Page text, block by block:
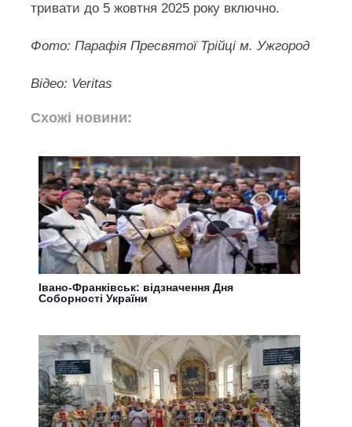
тривати до 5 жовтня 2025 року включно.
Фото: Парафія Пресвятої Трійці м. Ужгород
Відео: Veritas
Схожі новини:
Івано-Франківськ: відзначення Дня
Соборності України